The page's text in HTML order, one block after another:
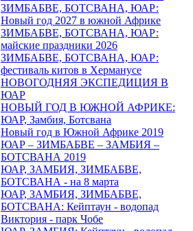
ЗИМБАБВЕ, БОТСВАНА, ЮАР:
Новый год 2027 в южной Африке
ЗИМБАБВЕ, БОТСВАНА, ЮАР:
майские праздники 2026
ЗИМБАБВЕ, БОТСВАНА, ЮАР:
фестиваль китов в Херманусе
НОВОГОДНЯЯ ЭКСПЕДИЦИЯ В
ЮАР
НОВЫЙ ГОД В ЮЖНОЙ АФРИКЕ:
ЮАР, Замбия, Ботсвана
Новый год в Южной Африке 2019
ЮАР – ЗИМБАБВЕ – ЗАМБИЯ –
БОТСВАНА 2019
ЮАР, ЗАМБИЯ, ЗИМБАБВЕ,
БОТСВАНА - на 8 марта
ЮАР, ЗАМБИЯ, ЗИМБАБВЕ,
БОТСВАНА: Кейптаун - водопад
Виктория - парк Чобе